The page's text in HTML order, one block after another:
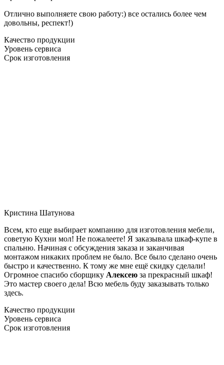
Отлично выполняете свою работу:) все остались более чем
довольны, респект!)
Качество продукции
Уровень сервиса
Срок изготовления
Кристина Шатунова
Всем, кто еще выбирает компанию для изготовления мебели,
советую Кухни мол! Не пожалеете! Я заказывала шкаф-купе в
спальню. Начиная с обсуждения заказа и заканчивая
монтажом никаких проблем не было. Все было сделано очень
быстро и качественно. К тому же мне ещё скидку сделали!
Огромное спасибо сборщику Алексею за прекрасный шкаф!
Это мастер своего дела! Всю мебель буду заказывать только
здесь.
Качество продукции
Уровень сервиса
Срок изготовления